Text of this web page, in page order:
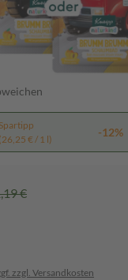
Spartipp
(26,25 € / 1 l)
-12%
€
zzgl. Versandkosten